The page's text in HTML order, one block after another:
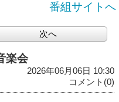
番組サイトへ
次へ
楽会
2026年06月06日 10:30
コメント(0)